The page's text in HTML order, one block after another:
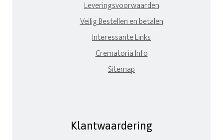
Leveringsvoorwaarden
Veilig Bestellen en betalen
Interessante Links
Crematoria Info
Sitemap
Klantwaardering